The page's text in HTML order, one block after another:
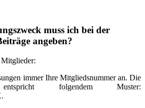
muss ich bei der
angeben?
immer Ihre Mitgliedsnummer an. Die
entspricht folgendem Muster: